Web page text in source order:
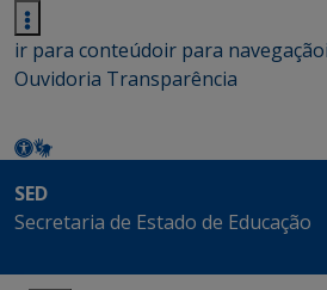
ir para conteúdoir para navegação
Ouvidoria Transparência
SED
Secretaria de Estado de Educação